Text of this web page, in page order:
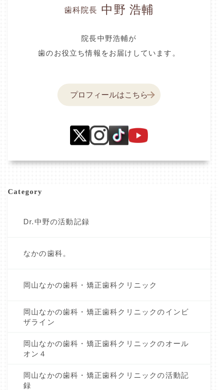
歯科院長 中野 浩輔
院長中野浩輔が
歯のお役立ち情報をお届けしています。
プロフィールはこちら
Category
Dr.中野の活動記録
なかの歯科。
岡山なかの歯科・矯正歯科クリニック
岡山なかの歯科・矯正歯科クリニックのインビ
ザライン
岡山なかの歯科・矯正歯科クリニックのオール
オン４
岡山なかの歯科・矯正歯科クリニックの活動記
録